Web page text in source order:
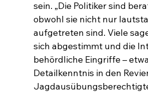
sein. „Die Politiker sind
obwohl sie nicht nur
aufgetreten sind. Viele
sich abgestimmt und die
behördliche Eingriffe –
Detailkenntnis in den